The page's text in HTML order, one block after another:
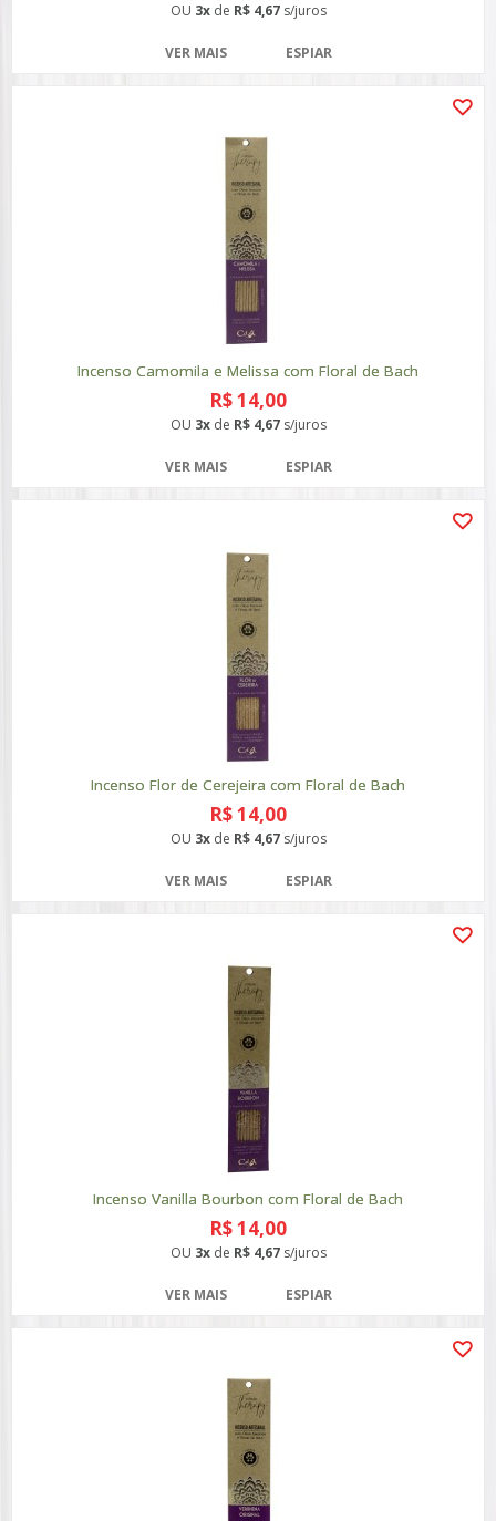
OU 3xde R$ 4,67s/juros
VER MAIS ESPIAR
Incenso Camomila e Melissa com Floral de Bach
R$ 14,00
OU 3xde R$ 4,67s/juros
VER MAIS ESPIAR
Incenso Flor de Cerejeira com Floral de Bach
R$ 14,00
OU 3xde R$ 4,67s/juros
VER MAIS ESPIAR
Incenso Vanilla Bourbon com Floral de Bach
R$ 14,00
OU 3xde R$ 4,67s/juros
VER MAIS ESPIAR